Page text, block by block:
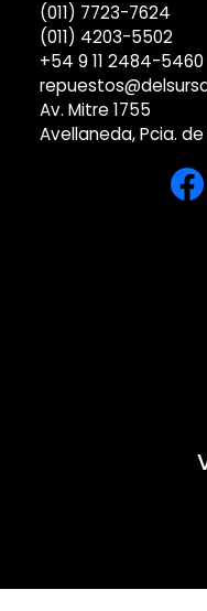
(011) 7723-7624
(011) 4203-5502
+54 9 11 2484-5460
Av. Mitre 1755
Avellaneda, Pcia.